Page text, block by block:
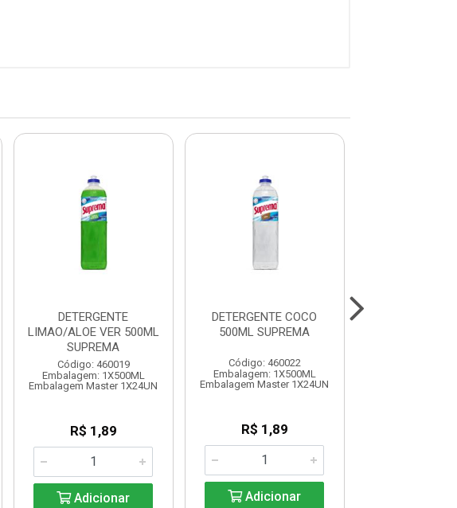
DETERGENTE
LIMAO/ALOE VER 500ML
SUPREMA
Código: 460019
Embalagem: 1X500ML
Embalagem Master 1X24UN
R$ 1,89
Adicionar
DETERGENTE COCO
500ML SUPREMA
Código: 460022
Embalagem: 1X500ML
Embalagem Master 1X24UN
R$ 1,89
Adicionar